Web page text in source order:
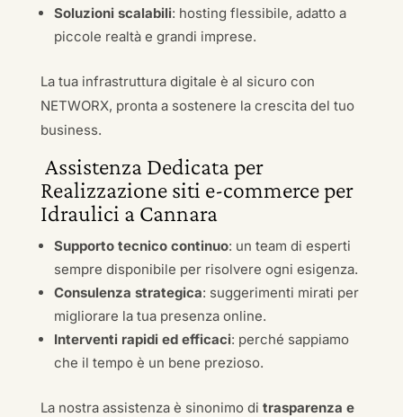
Soluzioni scalabili: hosting flessibile, adatto a
piccole realtà e grandi imprese.
La tua infrastruttura digitale è al sicuro con
NETWORX, pronta a sostenere la crescita del tuo
business.
Assistenza Dedicata per
Realizzazione siti e-commerce per
Idraulici a Cannara
Supporto tecnico continuo: un team di esperti
sempre disponibile per risolvere ogni esigenza.
Consulenza strategica: suggerimenti mirati per
migliorare la tua presenza online.
Interventi rapidi ed efficaci: perché sappiamo
che il tempo è un bene prezioso.
La nostra assistenza è sinonimo di trasparenza e